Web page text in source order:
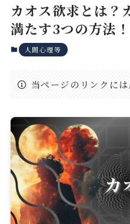
カオス欲求とは？
満たす3つの方法！
人間心理等
当ページのリンクに